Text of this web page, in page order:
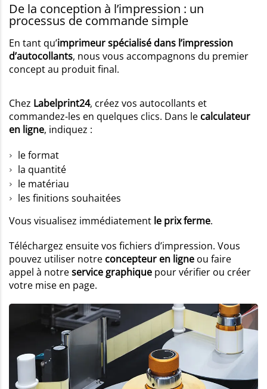
De la conception à l’impression : un
processus de commande simple
En tant qu’imprimeur spécialisé dans l’impression
d’autocollants, nous vous accompagnons du premier
concept au produit final.
Chez Labelprint24, créez vos autocollants et
commandez-les en quelques clics. Dans le calculateur
en ligne, indiquez :
le format
la quantité
le matériau
les finitions souhaitées
Vous visualisez immédiatement le prix ferme.
Téléchargez ensuite vos fichiers d’impression. Vous
pouvez utiliser notre concepteur en ligne ou faire
appel à notreservice graphique pour vérifier ou créer
votre mise en page.